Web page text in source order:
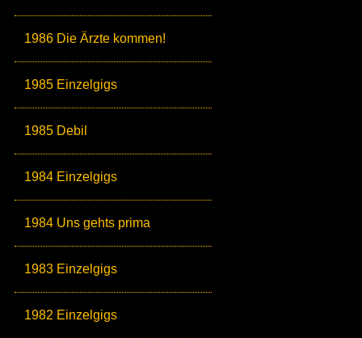
1986 Die Ärzte kommen!
1985 Einzelgigs
1985 Debil
1984 Einzelgigs
1984 Uns gehts prima
1983 Einzelgigs
1982 Einzelgigs